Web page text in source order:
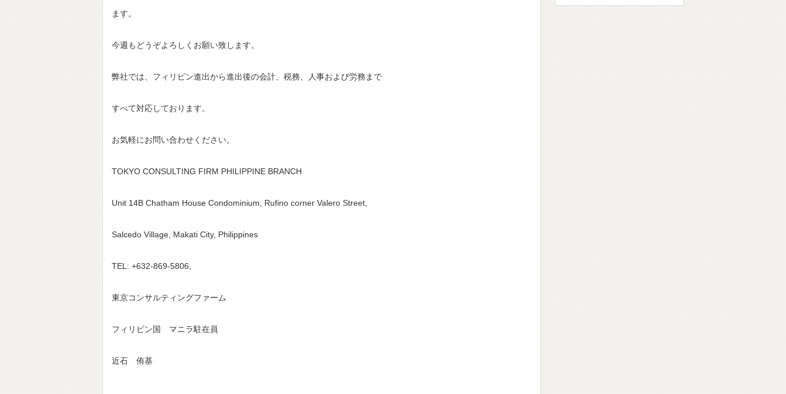
ます。
今週もどうぞよろしくお願い致します。
弊社では、フィリピン進出から進出後の会計、税務、人事および労務まで
すべて対応しております。
お気軽にお問い合わせください。
TOKYO CONSULTING FIRM PHILIPPINE BRANCH
Unit 14B Chatham House Condominium, Rufino corner Valero Street,
Salcedo Village, Makati City, Philippines
TEL: +632-869-5806,
東京コンサルティングファーム
フィリピン国 マニラ駐在員
近石 侑基